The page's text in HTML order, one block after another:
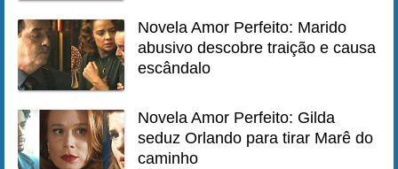
Novela Amor Perfeito: Marido
abusivo descobre traição e causa
escândalo
Novela Amor Perfeito: Gilda
seduz Orlando para tirar Marê do
caminho